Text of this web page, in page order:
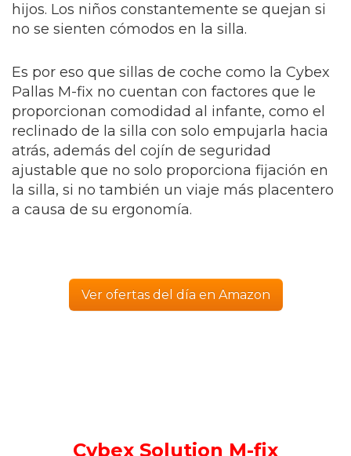
hijos. Los niños constantemente se quejan si
no se sienten cómodos en la silla.
Es por eso que sillas de coche como la Cybex
Pallas M-fix no cuentan con factores que le
proporcionan comodidad al infante, como el
reclinado de la silla con solo empujarla hacia
atrás, además del cojín de seguridad
ajustable que no solo proporciona fijación en
la silla, si no también un viaje más placentero
a causa de su ergonomía.
Ver ofertas del día en Amazon
Cybex Solution M-fix